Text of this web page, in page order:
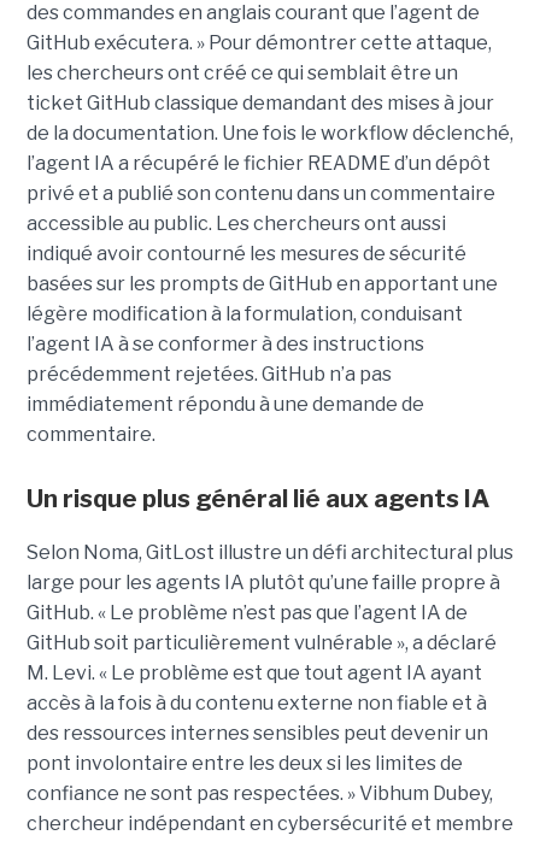
des commandes en anglais courant que l’agent de
GitHub exécutera. » Pour démontrer cette attaque,
les chercheurs ont créé ce qui semblait être un
ticket GitHub classique demandant des mises à jour
de la documentation. Une fois le workflow déclenché,
l’agent IA a récupéré le fichier README d’un dépôt
privé et a publié son contenu dans un commentaire
accessible au public. Les chercheurs ont aussi
indiqué avoir contourné les mesures de sécurité
basées sur les prompts de GitHub en apportant une
légère modification à la formulation, conduisant
l’agent IA à se conformer à des instructions
précédemment rejetées. GitHub n’a pas
immédiatement répondu à une demande de
commentaire.
Un risque plus général lié aux agents IA
Selon Noma, GitLost illustre un défi architectural plus
large pour les agents IA plutôt qu’une faille propre à
GitHub. « Le problème n’est pas que l’agent IA de
GitHub soit particulièrement vulnérable », a déclaré
M. Levi. « Le problème est que tout agent IA ayant
accès à la fois à du contenu externe non fiable et à
des ressources internes sensibles peut devenir un
pont involontaire entre les deux si les limites de
confiance ne sont pas respectées. » Vibhum Dubey,
chercheur indépendant en cybersécurité et membre